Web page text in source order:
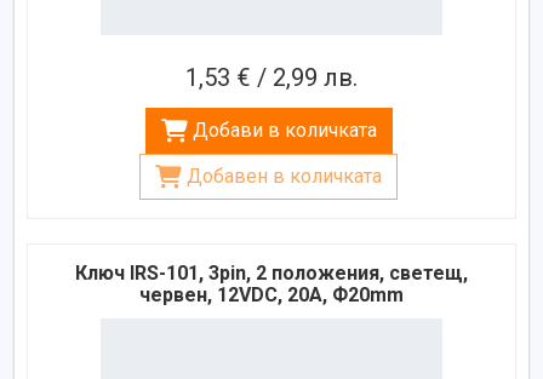
1,53 € / 2,99 лв.
Добави в количката
Добавен в количката
Ключ IRS-101, 3pin, 2 положения, светещ,
червен, 12VDC, 20A, Ф20mm